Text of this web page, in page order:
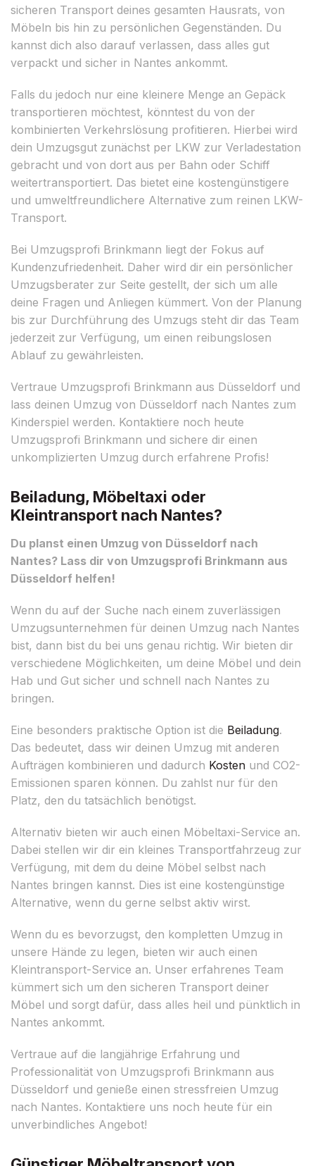
sicheren Transport deines gesamten Hausrats, von
Möbeln bis hin zu persönlichen Gegenständen. Du
kannst dich also darauf verlassen, dass alles gut
verpackt und sicher in Nantes ankommt.
Falls du jedoch nur eine kleinere Menge an Gepäck
transportieren möchtest, könntest du von der
kombinierten Verkehrslösung profitieren. Hierbei wird
dein Umzugsgut zunächst per LKW zur Verladestation
gebracht und von dort aus per Bahn oder Schiff
weitertransportiert. Das bietet eine kostengünstigere
und umweltfreundlichere Alternative zum reinen LKW-
Transport.
Bei Umzugsprofi Brinkmann liegt der Fokus auf
Kundenzufriedenheit. Daher wird dir ein persönlicher
Umzugsberater zur Seite gestellt, der sich um alle
deine Fragen und Anliegen kümmert. Von der Planung
bis zur Durchführung des Umzugs steht dir das Team
jederzeit zur Verfügung, um einen reibungslosen
Ablauf zu gewährleisten.
Vertraue Umzugsprofi Brinkmann aus Düsseldorf und
lass deinen Umzug von Düsseldorf nach Nantes zum
Kinderspiel werden. Kontaktiere noch heute
Umzugsprofi Brinkmann und sichere dir einen
unkomplizierten Umzug durch erfahrene Profis!
Beiladung, Möbeltaxi oder
Kleintransport nach Nantes?
Du planst einen Umzug von Düsseldorf nach
Nantes? Lass dir von Umzugsprofi Brinkmann aus
Düsseldorf helfen!
Wenn du auf der Suche nach einem zuverlässigen
Umzugsunternehmen für deinen Umzug nach Nantes
bist, dann bist du bei uns genau richtig. Wir bieten dir
verschiedene Möglichkeiten, um deine Möbel und dein
Hab und Gut sicher und schnell nach Nantes zu
bringen.
Eine besonders praktische Option ist die Beiladung.
Das bedeutet, dass wir deinen Umzug mit anderen
Aufträgen kombinieren und dadurch Kosten und CO2-
Emissionen sparen können. Du zahlst nur für den
Platz, den du tatsächlich benötigst.
Alternativ bieten wir auch einen Möbeltaxi-Service an.
Dabei stellen wir dir ein kleines Transportfahrzeug zur
Verfügung, mit dem du deine Möbel selbst nach
Nantes bringen kannst. Dies ist eine kostengünstige
Alternative, wenn du gerne selbst aktiv wirst.
Wenn du es bevorzugst, den kompletten Umzug in
unsere Hände zu legen, bieten wir auch einen
Kleintransport-Service an. Unser erfahrenes Team
kümmert sich um den sicheren Transport deiner
Möbel und sorgt dafür, dass alles heil und pünktlich in
Nantes ankommt.
Vertraue auf die langjährige Erfahrung und
Professionalität von Umzugsprofi Brinkmann aus
Düsseldorf und genieße einen stressfreien Umzug
nach Nantes. Kontaktiere uns noch heute für ein
unverbindliches Angebot!